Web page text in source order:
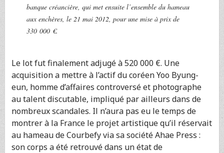
banque créancière, qui met ensuite l’ensemble du hameau
aux enchères, le 21 mai 2012, pour une mise à prix de
330 000 €.
Le lot fut finalement adjugé à 520 000 €. Une
acquisition a mettre à l’actif du coréen Yoo Byung-
eun, homme d’affaires controversé et photographe
au talent discutable, impliqué par ailleurs dans de
nombreux scandales. Il n’aura pas eu le temps de
montrer à la France le projet artistique qu’il réservait
au hameau de Courbefy via sa société Ahae Press :
son corps a été retrouvé dans un état de